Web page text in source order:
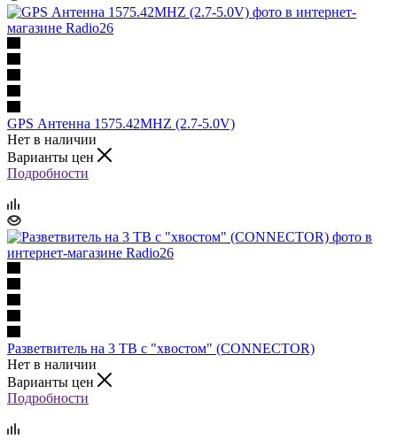
GPS Антенна 1575.42MHZ (2.7-5.0V)
Нет в наличии
Варианты цен
Подробности
Разветвитель на 3 ТВ с "хвостом" (CONNECTOR)
Нет в наличии
Варианты цен
Подробности